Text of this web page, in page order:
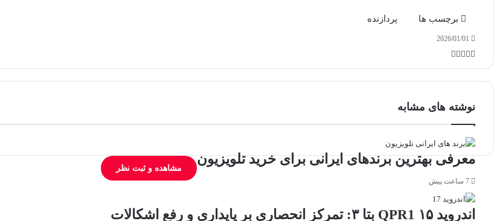
برچسب ها پردازنده
2026/01/01
آپ
گذاری
با
نوشته های مشابه
معرفی بهترین برندهای ایرانی برای خرید تلویزیون
7 ساعت پیش
اندروید ۱۵ QPR1 بتا ۳: تمرکز انحصاری بر پایداری و رفع اشکالات
مشاهده و ثبت نظر